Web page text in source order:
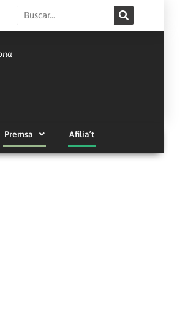
Search
Premsa Afilia’t